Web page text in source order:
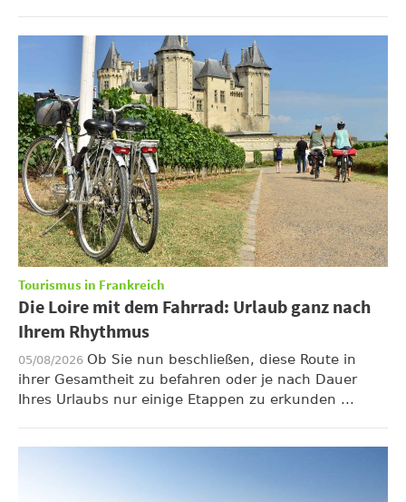
Tourismus in Frankreich
Die Loire mit dem Fahrrad: Urlaub ganz nach
Ihrem Rhythmus
05/08/2026 Ob Sie nun beschließen, diese Route in
ihrer Gesamtheit zu befahren oder je nach Dauer
Ihres Urlaubs nur einige Etappen zu erkunden ...